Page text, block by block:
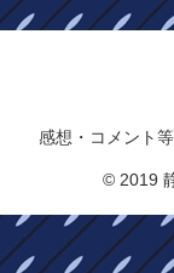
感想・コメント
© 2019